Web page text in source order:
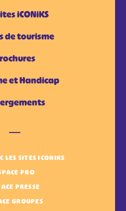
iCONiKS
de tourisme
et Handicap
LES SITES ICONIKS
PRO
PRESSE
GROUPES